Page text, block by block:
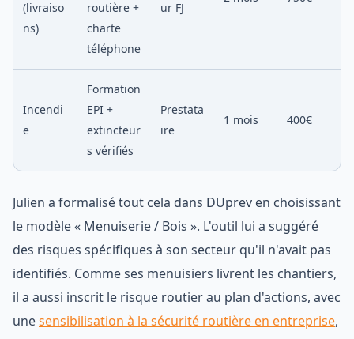
(livraiso
ns)
routière +
charte
téléphone
ur FJ
Incendi
e
Formation
EPI +
extincteur
s vérifiés
Prestata
ire
1 mois 400€
Julien a formalisé tout cela dans DUprev en choisissant
le modèle « Menuiserie / Bois ». L'outil lui a suggéré
des risques spécifiques à son secteur qu'il n'avait pas
identifiés. Comme ses menuisiers livrent les chantiers,
il a aussi inscrit le risque routier au plan d'actions, avec
unesensibilisation à la sécurité routière en entreprise,